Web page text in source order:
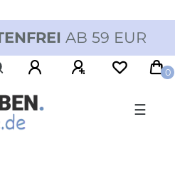
AB 59 EUR
0
☰